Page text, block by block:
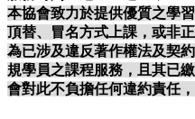
本協會致力於提供優質之學
頂替、冒名方式上課，或非
為已涉及違反著作權法及契
規學員之課程服務，且其已
會對此不負擔任何違約責任